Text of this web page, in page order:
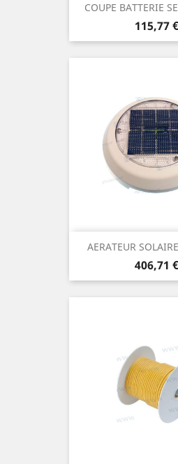
COUPE BATTERIE
Prix
115,77 €
AERATEUR
Prix
406,71 €